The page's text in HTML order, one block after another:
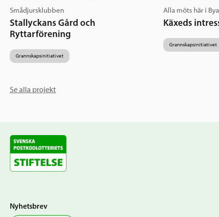
Smådjursklubben
Stallyckans Gård och
Ryttarförening
Grannskapsinitiativet
Alla möts här i
Käxeds
Grannskapsinitiativet
Se alla projekt
Nyhetsbrev